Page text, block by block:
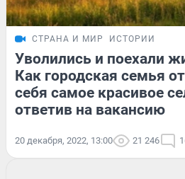
СТРАНА И МИР ИСТОРИИ
Уволились и поехали
Как городская семья
себя самое красивое
ответив на вакансию
20 декабря, 2022, 13:00 21 246